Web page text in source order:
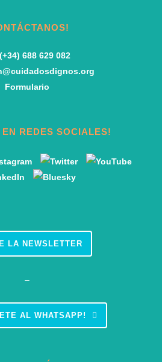
(+34) 688 629 082
Formulario
EN REDES SOCIALES!
LA NEWSLETTER
–
AL WHATSAPP!